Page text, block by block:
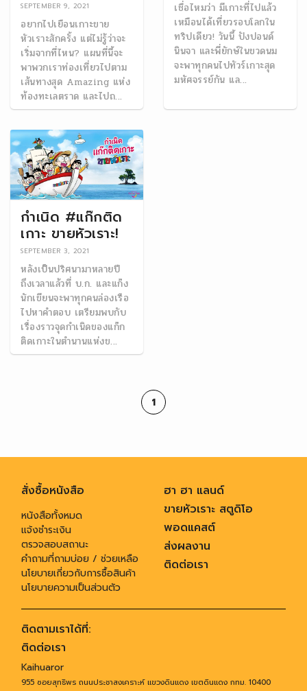
SEPTEMBER 9, 2021
อยากไปเยือนเกาะขาย
หัวเราะสักครั้ง แต่ไม่รู้ว่าจะ
เริ่มจากที่ไหน? แผนที่นี้จะ
พาพวกเราท่องเที่ยวไปตาม
เส้นทางสุด Amazing แห่ง
ท้องทะเลตราด และไปถ...
เชื่อไหมว่า มีเกาะที่ไปแล้ว
เหมือนได้เที่ยวรอบโลกใน
ทริปเดียว! วันนี้ ปังปอนด์
นินจา และพี่ยักษ์ในขวดนม
จะพาทุกคนไปทัวร์เกาะสุด
มหัศจรรย์กัน แล...
กำเนิด #แก๊กติด
เกาะ ขายหัวเราะ!
SEPTEMBER 3, 2021
หลังเป็นปริศนามาหลายปี
ถึงเวลาแล้วที่ บ.ก. และแก๊ง
นักเขียนจะพาทุกคนล่องเรือ
ไปหาคำตอบ เตรียมพบกับ
เรื่องราวจุดกำเนิดของแก๊ก
ติดเกาะในตำนานแห่งข...
1
สั่งซื้อหนังสือ
หนังสือทั้งหมด
แจ้งชำระเงิน
ตรวจสอบสถานะ
คำถามที่ถามบ่อย / ช่วยเหลือ
นโยบายเกี่ยวกับการซื้อสินค้า
นโยบายความเป็นส่วนตัว
ฮา ฮา แลนด์
ขายหัวเราะ สตูดิโอ
พอดแคสต์
ส่งผลงาน
ติดต่อเรา
ติดตามเราได้ที่:
ติดต่อเรา
Kaihuaror
955 ซอยสุทธิพร ถนนประชาสงเคราะห์ แขวงดินแดง เขตดินแดง กทม. 10400